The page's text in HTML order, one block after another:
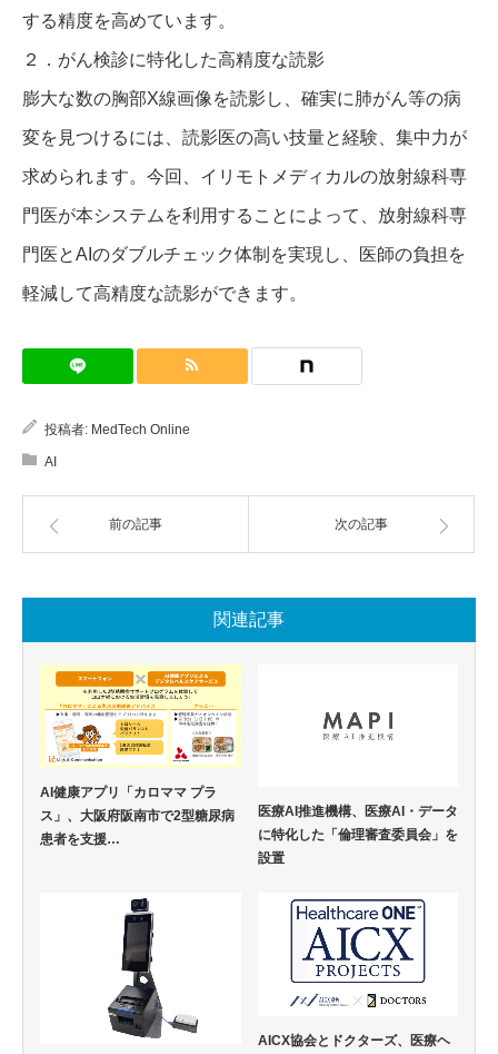
する精度を高めています。
２．がん検診に特化した高精度な読影
膨大な数の胸部X線画像を読影し、確実に肺がん等の病
変を見つけるには、読影医の高い技量と経験、集中力が
求められます。今回、イリモトメディカルの放射線科専
門医が本システムを利用することによって、放射線科専
門医とAIのダブルチェック体制を実現し、医師の負担を
軽減して高精度な読影ができます。
投稿者: MedTech Online
AI
前の記事 次の記事
関連記事
AI健康アプリ「カロママ プラ
ス」、大阪府阪南市で2型糖尿病
患者を支援…
医療AI推進機構、医療AI・データ
に特化した「倫理審査委員会」を
設置
AICX協会とドクターズ、医療ヘ